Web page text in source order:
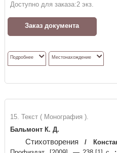
Доступно для заказа:2 экз.
Заказ документа
Подробнее Местонахождение
15. Текст ( Монография ).
Бальмонт К. Д.
Стихотворения /